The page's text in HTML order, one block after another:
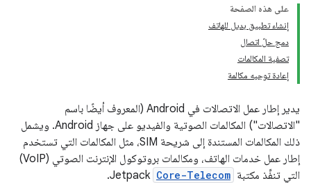
على هذه الصفحة
إنشاء تطبيق بديل للهاتف
دمج حلّ اتصال
تصفية المكالمات
إعادة توجيه مكالمة
يدير إطار عمل الاتصالات في Android (المعروف أيضًا باسم
"الاتصالات") المكالمات الصوتية والفيديو على جهاز Android. ويشمل
ذلك المكالمات المستندة إلى شريحة SIM، مثل المكالمات التي تستخدم
إطار عمل خدمات الهاتف، ومكالمات بروتوكول الإنترنت الصوتي (VoIP)
التي تنفِّذ مكتبة Core-Telecom